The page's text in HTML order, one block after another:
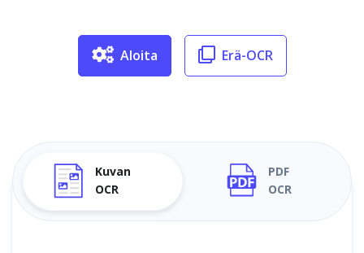
Aloita Erä-OCR
Kuvan
OCR
PDF
OCR